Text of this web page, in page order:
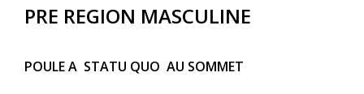
PRE REGION MASCULINE
POULE A STATU QUO AU SOMMET